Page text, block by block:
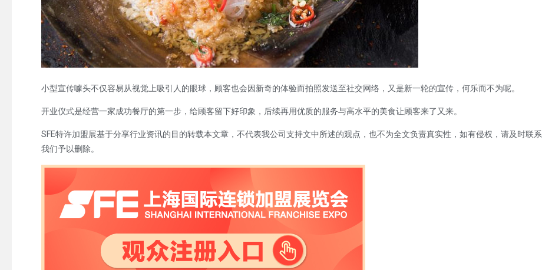
小型宣传噱头不仅容易从视觉上吸引人的眼球，顾客也会因新奇的体验而拍照发送至社交网络，又是新一轮的宣传，何乐而不为呢。
开业仪式是经营一家成功餐厅的第一步，给顾客留下好印象，后续再用优质的服务与高水平的美食让顾客来了又来。
SFE特许加盟展基于分享行业资讯的目的转载本文章，不代表我公司支持文中所述的观点，也不为全文负责真实性，如有侵权，请及时联系
我们予以删除。